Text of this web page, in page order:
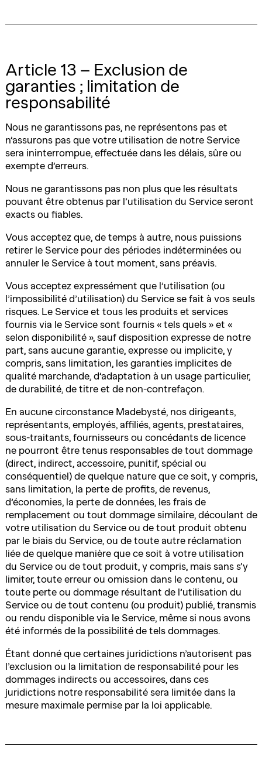
Article 13 – Exclusion de
garanties ; limitation de
responsabilité
Nous ne garantissons pas, ne représentons pas et
n’assurons pas que votre utilisation de notre Service
sera ininterrompue, effectuée dans les délais, sûre ou
exempte d’erreurs.
Nous ne garantissons pas non plus que les résultats
pouvant être obtenus par l’utilisation du Service seront
exacts ou fiables.
Vous acceptez que, de temps à autre, nous puissions
retirer le Service pour des périodes indéterminées ou
annuler le Service à tout moment, sans préavis.
Vous acceptez expressément que l’utilisation (ou
l’impossibilité d’utilisation) du Service se fait à vos seuls
risques. Le Service et tous les produits et services
fournis via le Service sont fournis « tels quels » et «
selon disponibilité », sauf disposition expresse de notre
part, sans aucune garantie, expresse ou implicite, y
compris, sans limitation, les garanties implicites de
qualité marchande, d’adaptation à un usage particulier,
de durabilité, de titre et de non-contrefaçon.
En aucune circonstance Madebysté, nos dirigeants,
représentants, employés, affiliés, agents, prestataires,
sous-traitants, fournisseurs ou concédants de licence
ne pourront être tenus responsables de tout dommage
(direct, indirect, accessoire, punitif, spécial ou
conséquentiel) de quelque nature que ce soit, y compris,
sans limitation, la perte de profits, de revenus,
d’économies, la perte de données, les frais de
remplacement ou tout dommage similaire, découlant de
votre utilisation du Service ou de tout produit obtenu
par le biais du Service, ou de toute autre réclamation
liée de quelque manière que ce soit à votre utilisation
du Service ou de tout produit, y compris, mais sans s’y
limiter, toute erreur ou omission dans le contenu, ou
toute perte ou dommage résultant de l’utilisation du
Service ou de tout contenu (ou produit) publié, transmis
ou rendu disponible via le Service, même si nous avons
été informés de la possibilité de tels dommages.
Étant donné que certaines juridictions n’autorisent pas
l’exclusion ou la limitation de responsabilité pour les
dommages indirects ou accessoires, dans ces
juridictions notre responsabilité sera limitée dans la
mesure maximale permise par la loi applicable.